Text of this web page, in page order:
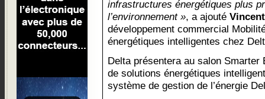
infrastructures énergétiques plus
l’environnement », a ajouté
développement commercial
énergétiques intelligentes chez
Delta présentera au salon Smarter
de solutions énergétiques
système de gestion de l’énergie